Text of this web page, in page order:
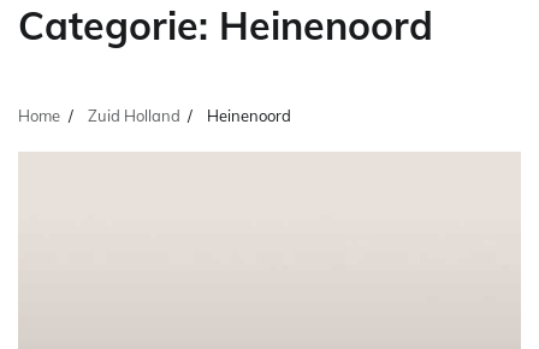
Categorie: Heinenoord
Home Zuid Holland Heinenoord